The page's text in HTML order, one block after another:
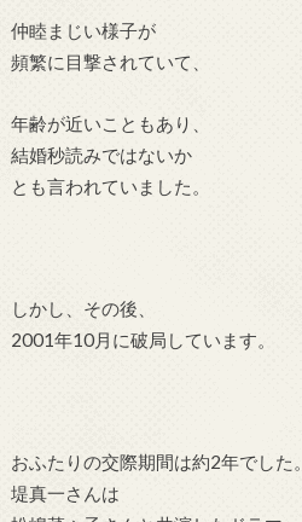
仲睦まじい様子が
頻繁に目撃されていて、
年齢が近いこともあり、
結婚秒読みではないか
とも言われていました。
しかし、その後、
2001年10月に破局しています。
おふたりの交際期間は約2年でした。
堤真一さんは